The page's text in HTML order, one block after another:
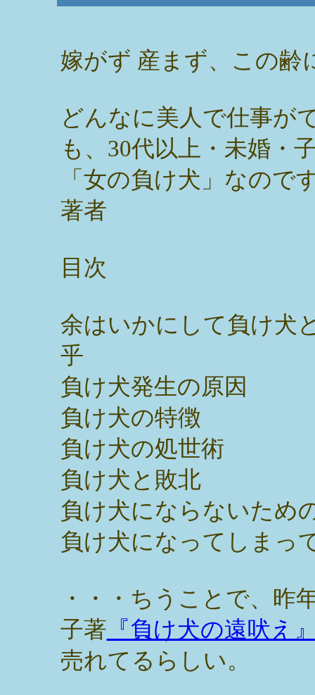
嫁がず 産まず、この齢
どんなに美人で仕事が
も、30代以上・未婚・
「女の負け犬」なの
著者
目次
余はいかにして負け犬
乎
負け犬発生の原因
負け犬の特徴
負け犬の処世術
負け犬と敗北
負け犬にならないため
負け犬になってしまっ
・・・ちうことで、昨
子著 『負け犬の遠吠え
売れてるらしい。